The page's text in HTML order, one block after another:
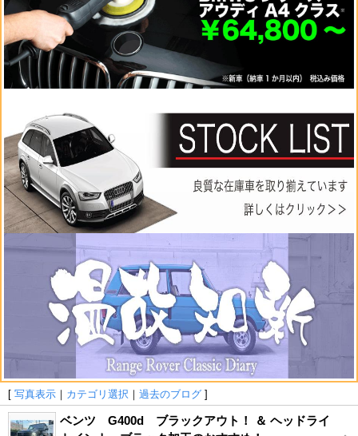
[ 写真表示 ｜ カテゴリ選択 ｜ 過去のブログ ]
ベンツ G400d ブラックアウト！ ＆ ヘッドライ